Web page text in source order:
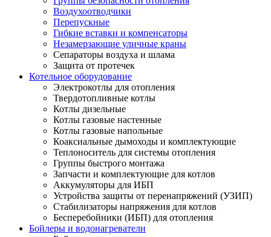
Воздухоотводчики
Перепускные
Гибкие вставки и компенсаторы
Незамерзающие уличные краны
Сепараторы воздуха и шлама
Защита от протечек
Котельное оборудование
Электрокотлы для отопления
Твердотопливные котлы
Котлы дизельные
Котлы газовые настенные
Котлы газовые напольные
Коаксиальные дымоходы и комплектующие
Теплоноситель для системы отопления
Группы быстрого монтажа
Запчасти и комплектующие для котлов
Аккумуляторы для ИБП
Устройства защиты от перенапряжений (УЗИП)
Стабилизаторы напряжения для котлов
Бесперебойники (ИБП) для отопления
Бойлеры и водонагреватели